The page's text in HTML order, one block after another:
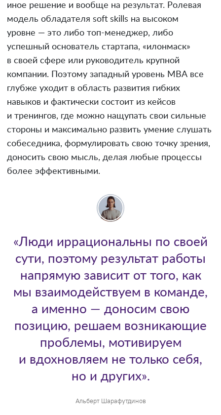
иное решение и вообще на результат. Ролевая
модель обладателя soft skills на высоком
уровне — это либо топ-менеджер, либо
успешный основатель стартапа, «илонмаск»
в своей сфере или руководитель крупной
компании. Поэтому западный уровень МВА все
глубже уходит в область развития гибких
навыков и фактически состоит из кейсов
и тренингов, где можно нащупать свои сильные
стороны и максимально развить умение слушать
собеседника, формулировать свою точку зрения,
доносить свою мысль, делая любые процессы
более эффективными.
Альберт Шарафутдинов
«Люди иррациональны по своей
сути, поэтому результат работы
напрямую зависит от того, как
мы взаимодействуем в команде,
а именно — доносим свою
позицию, решаем возникающие
проблемы, мотивируем
и вдохновляем не только себя,
но и других».